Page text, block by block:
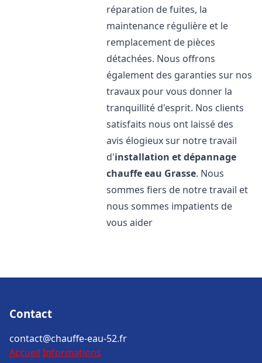
réparation de fuites, la
maintenance régulière et le
remplacement de pièces
détachées. Nous offrons
également des garanties sur nos
travaux pour vous donner la
tranquillité d'esprit. Nos clients
satisfaits nous ont laissé des
avis élogieux sur notre travail
d'installation et dépannage
chauffe eau Grasse. Nous
sommes fiers de notre travail et
nous sommes impatients de
vous aider
Contact
contact@chauffe-eau-52.fr
Accueil Informations